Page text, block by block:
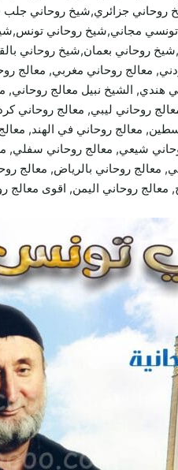
روحاني جزائري,شيخ روحاني
مجاني,شيخ روحاني
روحاني بعمان,شيخ روحاني
هندي, الشيخ نبيل معالج
روحاني ليبي, معالج روحاني
معالج روحاني في الهند,
شيعي, معالج روحاني سفلي,
روحاني بالرياض, معالج
معالج روحاني اليمن, اقوى معالج